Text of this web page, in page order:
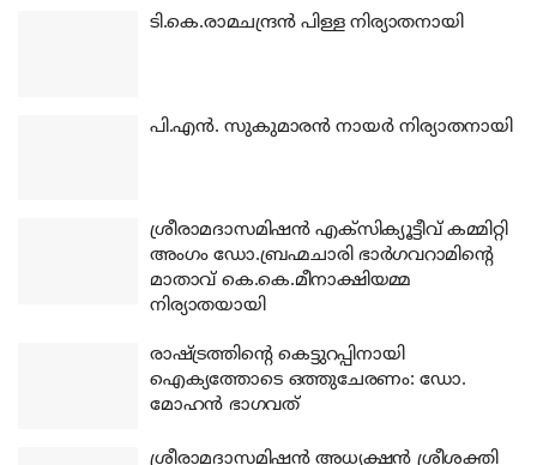
ടി.കെ.രാമചന്ദ്രന്‍ പിള്ള നിര്യാതനായി
പി.എന്‍. സുകുമാരന്‍ നായര്‍ നിര്യാതനായി
ശ്രീരാമദാസമിഷന്‍ എക്‌സിക്യൂട്ടീവ് കമ്മിറ്റി
അംഗം ഡോ.ബ്രഹ്മചാരി ഭാര്‍ഗവറാമിന്റെ
മാതാവ് കെ.കെ.മീനാക്ഷിയമ്മ
നിര്യാതയായി
രാഷ്ട്രത്തിന്റെ കെട്ടുറപ്പിനായി
ഐക്യത്തോടെ ഒത്തുചേരണം: ഡോ.
മോഹന്‍ ഭാഗവത്
ശ്രീരാമദാസമിഷന്‍ അധ്യക്ഷന്‍ ശ്രീശക്തി